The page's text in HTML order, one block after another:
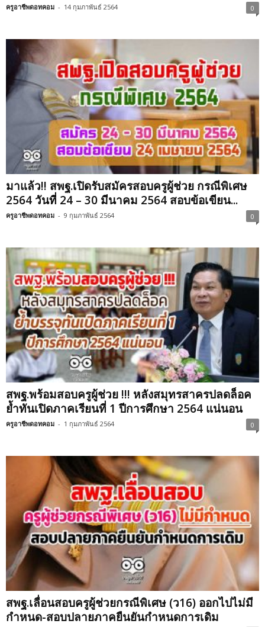
ครูอาชีพดอทคอม - 14 กุมภาพันธ์ 2564 0
มาแล้ว!! สพฐ.เปิดรับสมัครสอบครูผู้ช่วย กรณีพิเศษ
2564 วันที่ 24 – 30 มีนาคม 2564 สอบข้อเขียน...
ครูอาชีพดอทคอม - 9 กุมภาพันธ์ 2564 0
สพฐ.พร้อมสอบครูผู้ช่วย !!! หลังสมุทรสาครปลดล็อค
ย้ำทันเปิดภาคเรียนที่ 1 ปีการศึกษา 2564 แน่นอน
ครูอาชีพดอทคอม - 1 กุมภาพันธ์ 2564 0
สพฐ.เลื่อนสอบครูผู้ช่วยกรณีพิเศษ (ว16) ออกไปไม่มี
กำหนด-สอบปลายภาคยืนยันกำหนดการเดิม